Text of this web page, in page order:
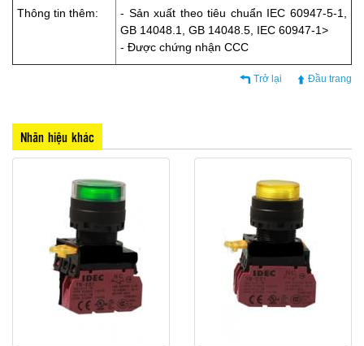
Thông tin thêm:
- Sản xuất theo tiêu chuẩn IEC 60947-5-1,
GB 14048.1, GB 14048.5, IEC 60947-1>
- Được chứng nhận CCC
Trở lại Đầu trang
Nhãn hiệu khác